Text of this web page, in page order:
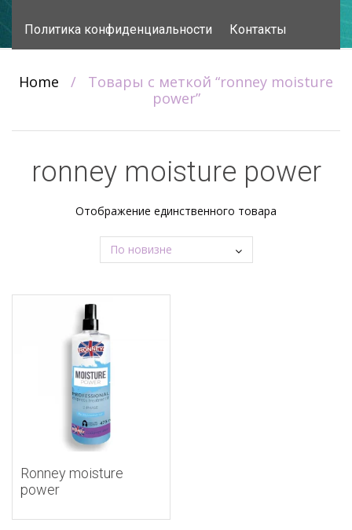
Политика конфиденциальности Контакты
Home /
Товары с меткой “ronney moisture
power”
ronney moisture power
Отображение единственного товара
Ronney moisture
power